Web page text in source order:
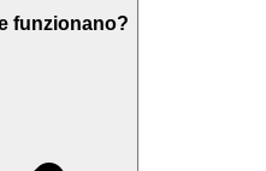
funzionano?